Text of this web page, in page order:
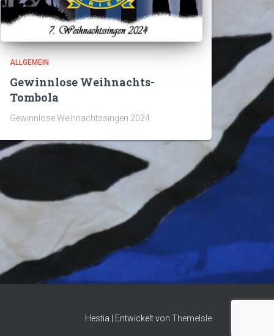
ALLGEMEIN
Gewinnlose Weihnachts-
Tombola
Gewinnlose Weihnachtssingen 2024
Hestia | Entwickelt von ThemeIsle